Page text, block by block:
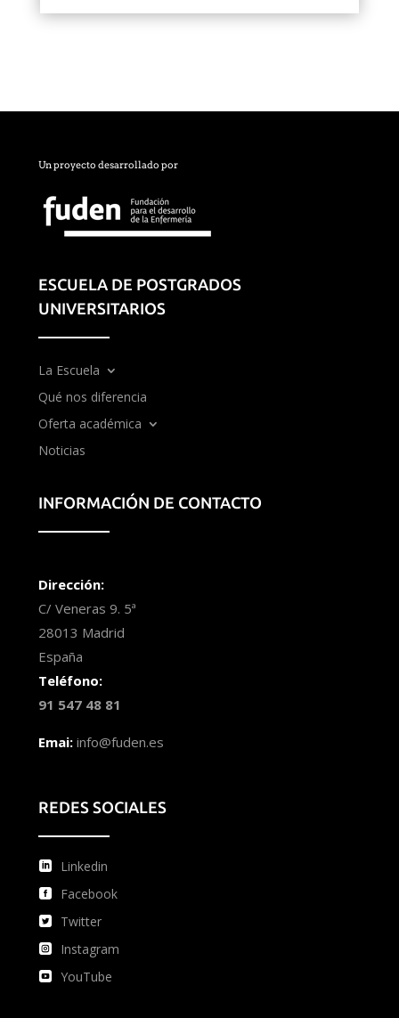
Un proyecto desarrollado por
ESCUELA DE POSTGRADOS
UNIVERSITARIOS
La Escuela
Qué nos diferencia
Oferta académica
Noticias
INFORMACIÓN DE CONTACTO
Dirección:
C/ Veneras 9. 5ª
28013 Madrid
España
Teléfono:
91 547 48 81
Emai: info@fuden.es
REDES SOCIALES
Linkedin
Facebook
Twitter
Instagram
YouTube